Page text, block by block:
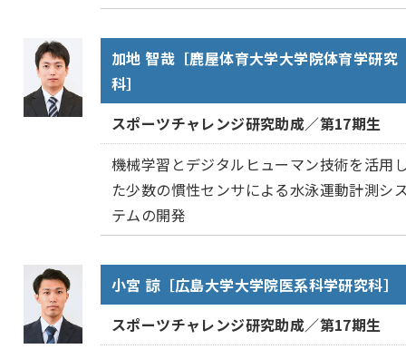
加地 智哉［鹿屋体育大学大学院体育学研究
科］
スポーツチャレンジ研究助成／第17期生
機械学習とデジタルヒューマン技術を活用
た少数の慣性センサによる水泳運動計測シ
テムの開発
小宮 諒［広島大学大学院医系科学研究科］
スポーツチャレンジ研究助成／第17期生